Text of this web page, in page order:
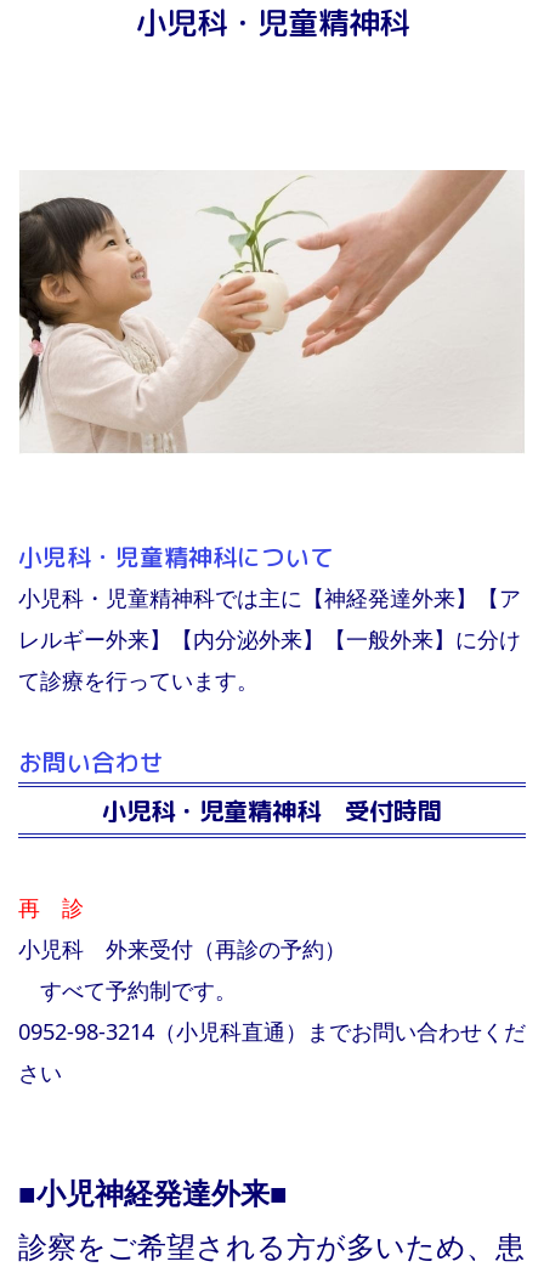
センター紹介
センター概要
センターの方針
園内について
整形外科・小児外科
整形外科
小児外科
小児科・児童精神科
入所サービス
医療型障害児入所施設
療養介護事業所
通所サービス
児童発達支援センター
生活介護事業
整肢学園こども発達医療センター 0952-98-2211
【車】佐賀大和インター 佐賀市街方面へ→交差点「佐賀大和
インター南」を左折する→交差点「尼寺南小路」を左折する→
交差点「千布北」を左折する
小児科・児童精神科
小児科・児童精神科について
小児科・児童精神科では主に【神経発達外来】【ア
レルギー外来】【内分泌外来】【一般外来】に分け
て診療を行っています。
お問い合わせ
小児科・児童精神科 受付時間
再 診
小児科 外来受付（再診の予約）
すべて予約制です。
0952-98-3214（小児科直通）までお問い合わせくだ
さい
■小児神経発達外来■
診察をご希望される方が多いため、患